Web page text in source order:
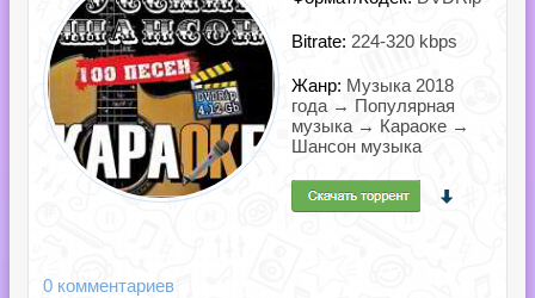
Bitrate: 224-320 kbps
Жанр: Музыка 2018
года → Популярная
музыка → Караоке →
Шансон музыка
0 комментариев